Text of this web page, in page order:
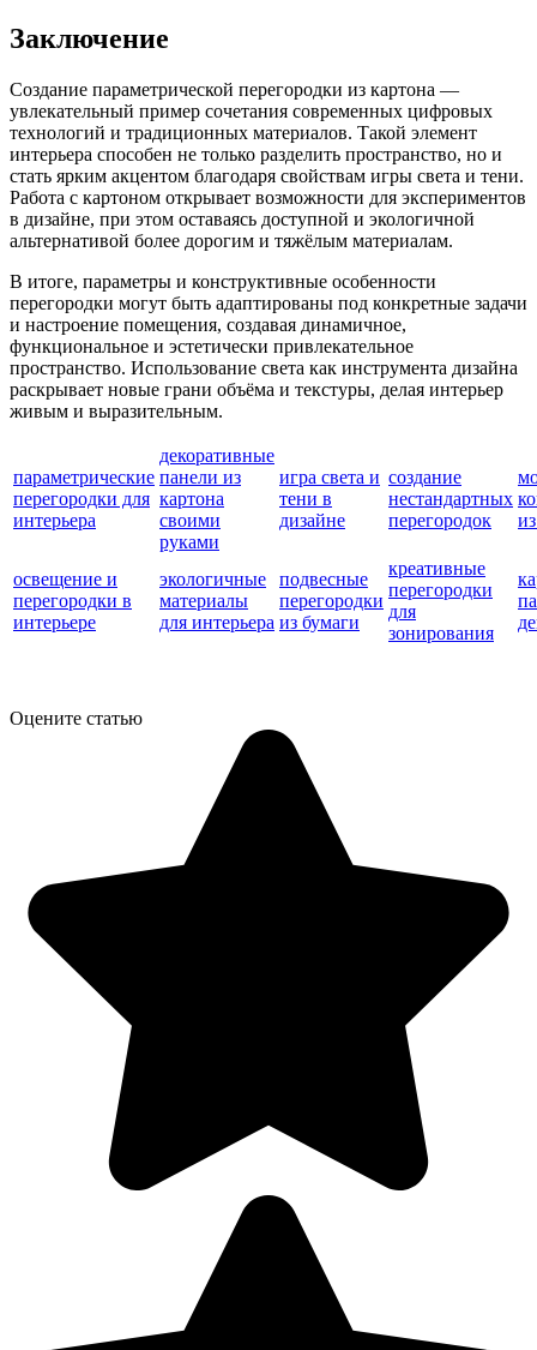
Заключение
Создание параметрической перегородки из картона —
увлекательный пример сочетания современных цифровых
технологий и традиционных материалов. Такой элемент
интерьера способен не только разделить пространство, но и
стать ярким акцентом благодаря свойствам игры света и тени.
Работа с картоном открывает возможности для экспериментов
в дизайне, при этом оставаясь доступной и экологичной
альтернативой более дорогим и тяжёлым материалам.
В итоге, параметры и конструктивные особенности
перегородки могут быть адаптированы под конкретные задачи
и настроение помещения, создавая динамичное,
функциональное и эстетически привлекательное
пространство. Использование света как инструмента дизайна
раскрывает новые грани объёма и текстуры, делая интерьер
живым и выразительным.
параметрические
перегородки для
интерьера
декоративные
панели из
картона
своими
руками
игра света и
тени в
дизайне
создание
нестандартных
перегородок
освещение и
перегородки в
интерьере
экологичные
материалы
для интерьера
подвесные
перегородки
из бумаги
креативные
перегородки
для
зонирования
Оцените статью